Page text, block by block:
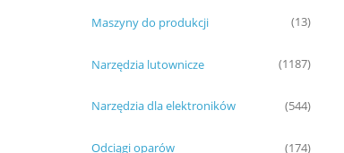
Maszyny do produkcji (13)
Narzędzia lutownicze (1187)
Narzędzia dla elektroników (544)
Odciągi oparów (174)